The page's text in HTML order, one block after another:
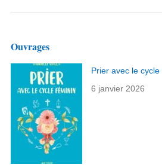
Ouvrages
Prier avec le cycle
6 janvier 2026